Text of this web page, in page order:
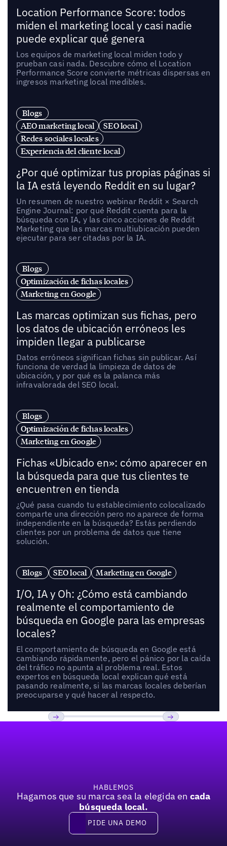
Location Performance Score: todos
miden el marketing local y casi nadie
puede explicar qué genera
Los equipos de marketing local miden todo y
prueban casi nada. Descubre cómo el Location
Performance Score convierte métricas dispersas en
ingresos marketing local medibles.
Blogs
AEO marketing local
SEO local
Redes sociales locales
Experiencia del cliente local
¿Por qué optimizar tus propias páginas si
la IA está leyendo Reddit en su lugar?
Un resumen de nuestro webinar Reddit × Search
Engine Journal: por qué Reddit cuenta para la
búsqueda con IA, y las cinco acciones de Reddit
Marketing que las marcas multiubicación pueden
ejecutar para ser citadas por la IA.
Blogs
Optimización de fichas locales
Marketing en Google
Las marcas optimizan sus fichas, pero
los datos de ubicación erróneos les
impiden llegar a publicarse
Datos erróneos significan fichas sin publicar. Así
funciona de verdad la limpieza de datos de
ubicación, y por qué es la palanca más
infravalorada del SEO local.
Blogs
Optimización de fichas locales
Marketing en Google
Fichas «Ubicado en»: cómo aparecer en
la búsqueda para que tus clientes te
encuentren en tienda
¿Qué pasa cuando tu establecimiento colocalizado
comparte una dirección pero no aparece de forma
independiente en la búsqueda? Estás perdiendo
clientes por un problema de datos que tiene
solución.
Blogs SEO local Marketing en Google
I/O, IA y Oh: ¿Cómo está cambiando
realmente el comportamiento de
búsqueda en Google para las empresas
locales?
El comportamiento de búsqueda en Google está
cambiando rápidamente, pero el pánico por la caída
del tráfico no apunta al problema real. Estos
expertos en búsqueda local explican qué está
pasando realmente, si las marcas locales deberían
preocuparse y qué hacer al respecto.
HABLEMOS
Hagamos que su marca sea la elegida en cada
búsqueda local.
Pide una demo
PIDE UNA DEMO